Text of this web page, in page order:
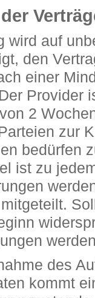
wird auf
den
einer
Provider
2
zur
bedürfen
ist zu
des
kommt